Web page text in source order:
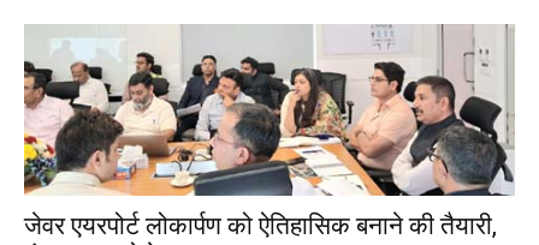
जेवर एयरपोर्ट लोकार्पण को ऐतिहासिक बनाने की तैयारी,